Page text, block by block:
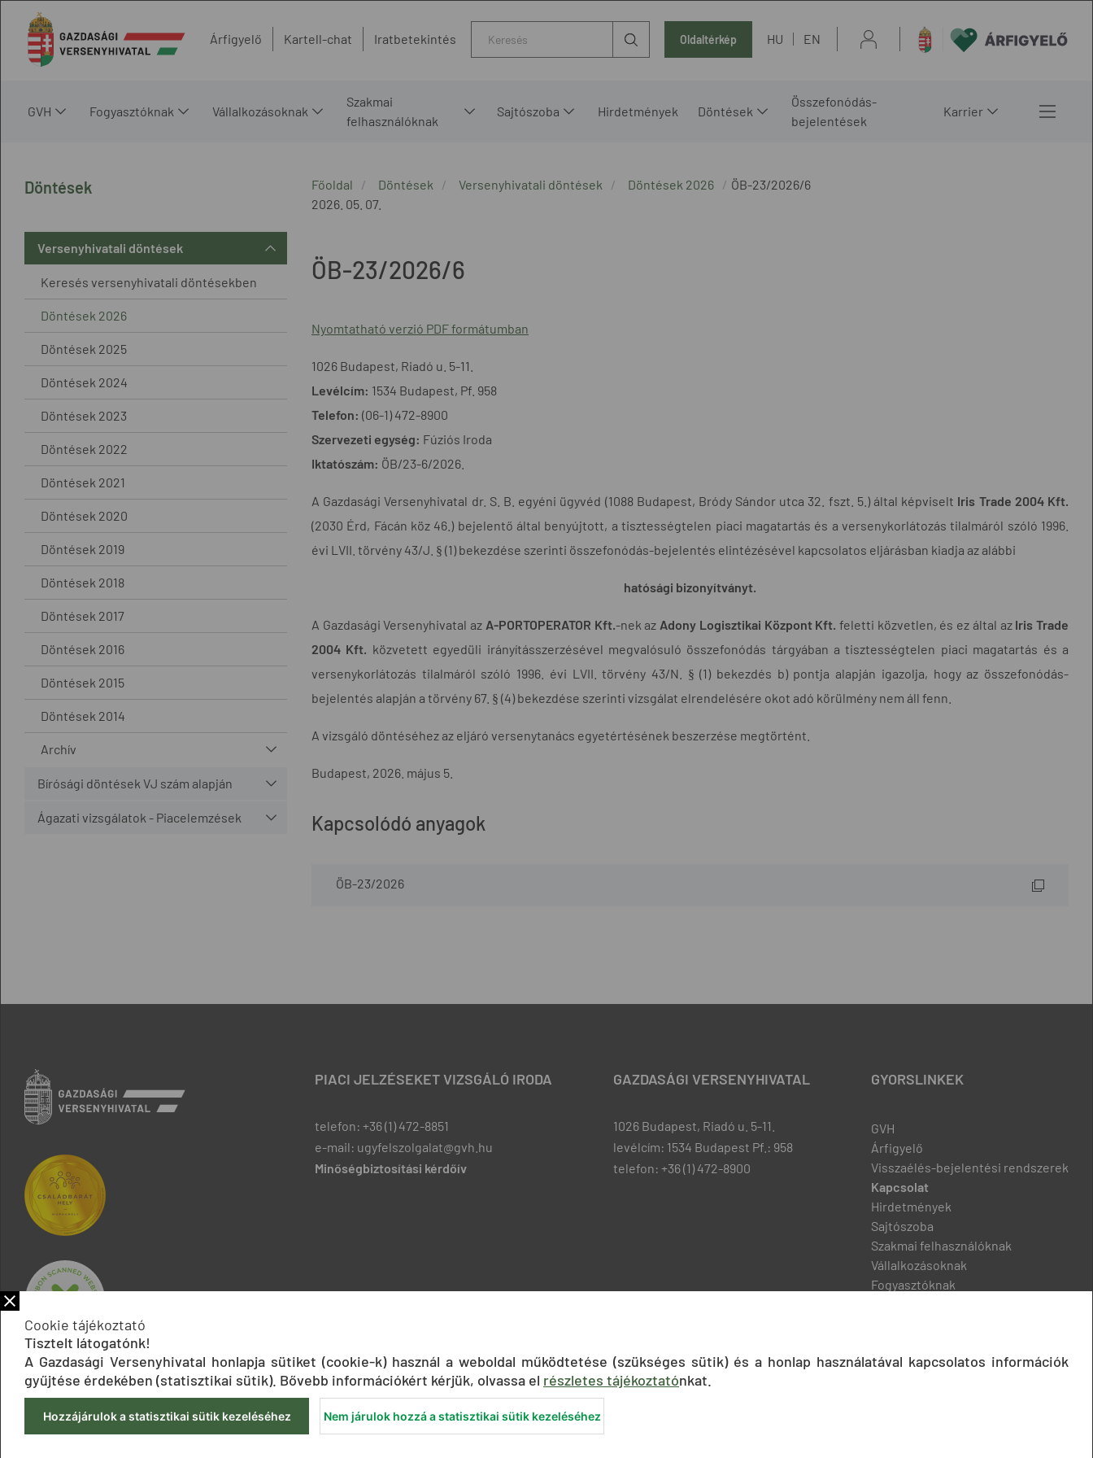
Árfigyelő Kartell-chat Iratbetekintés Oldaltérkép HU EN
GVH Fogyasztóknak Vállalkozásoknak
Szakmai
felhasználóknak
Sajtószoba Hirdetmények Döntések
Összefonódás-
bejelentések
Karrier
Döntések
Versenyhivatali döntések
Keresés versenyhivatali döntésekben
Döntések 2026
Döntések 2025
Döntések 2024
Döntések 2023
Döntések 2022
Döntések 2021
Döntések 2020
Döntések 2019
Döntések 2018
Döntések 2017
Döntések 2016
Döntések 2015
Döntések 2014
Archív
Bírósági döntések VJ szám alapján
Ágazati vizsgálatok - Piacelemzések
Főoldal Döntések Versenyhivatali döntések Döntések 2026
ÖB-23/2026/6
2026. 05. 07.
ÖB-23/2026/6
Nyomtatható verzió PDF formátumban
1026 Budapest, Riadó u. 5-11.
Levélcím: 1534 Budapest, Pf. 958
Telefon: (06-1) 472-8900
Szervezeti egység: Fúziós Iroda
Iktatószám: ÖB/23-6/2026.
A Gazdasági Versenyhivatal dr. S. B. egyéni ügyvéd (1088 Budapest, Bródy Sándor utca 32. fszt. 5.) által képviselt Iris Trade 2004 Kft.
(2030 Érd, Fácán köz 46.) bejelentő által benyújtott, a tisztességtelen piaci magatartás és a versenykorlátozás tilalmáról szóló 1996.
évi LVII. törvény 43/J. § (1) bekezdése szerinti összefonódás-bejelentés elintézésével kapcsolatos eljárásban kiadja az alábbi
hatósági bizonyítványt.
A Gazdasági Versenyhivatal az A-PORTOPERATOR Kft.-nek az Adony Logisztikai Központ Kft. feletti közvetlen, és ez által az Iris Trade
2004 Kft. közvetett egyedüli irányításszerzésével megvalósuló összefonódás tárgyában a tisztességtelen piaci magatartás és a
versenykorlátozás tilalmáról szóló 1996. évi LVII. törvény 43/N. § (1) bekezdés b) pontja alapján igazolja, hogy az összefonódás-
bejelentés alapján a törvény 67. § (4) bekezdése szerinti vizsgálat elrendelésére okot adó körülmény nem áll fenn.
A vizsgáló döntéséhez az eljáró versenytanács egyetértésének beszerzése megtörtént.
Budapest, 2026. május 5.
Kapcsolódó anyagok
ÖB-23/2026
PIACI JELZÉSEKET VIZSGÁLÓ IRODA
telefon: +36 (1) 472-8851
e-mail: ugyfelszolgalat@gvh.hu
Minőségbiztosítási kérdőív
GAZDASÁGI VERSENYHIVATAL
1026 Budapest, Riadó u. 5-11.
levélcím: 1534 Budapest Pf.: 958
telefon: +36 (1) 472-8900
GYORSLINKEK
GVH
Árfigyelő
Visszaélés-bejelentési rendszerek
Kapcsolat
Hirdetmények
Sajtószoba
Szakmai felhasználóknak
Vállalkozásoknak
Fogyasztóknak
Impresszum Adatkezelési tájékoztatók Akadálymentesítési nyilatkozat Közadatkereső Süti beállítások
Cookie tájékoztató
Tisztelt látogatónk!
A Gazdasági Versenyhivatal honlapja sütiket (cookie-k) használ a weboldal működtetése (szükséges sütik) és a honlap használatával kapcsolatos információk
gyűjtése érdekében (statisztikai sütik). Bővebb információkért kérjük, olvassa el részletes tájékoztatónkat.
Hozzájárulok a statisztikai sütik kezeléséhez Nem járulok hozzá a statisztikai sütik kezeléséhez